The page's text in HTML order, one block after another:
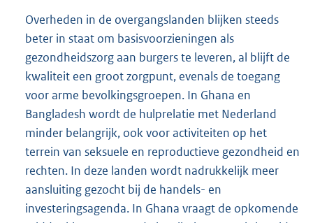
Overheden in de overgangslanden blijken steeds
beter in staat om basisvoorzieningen als
gezondheidszorg aan burgers te leveren, al blijft de
kwaliteit een groot zorgpunt, evenals de toegang
voor arme bevolkingsgroepen. In Ghana en
Bangladesh wordt de hulprelatie met Nederland
minder belangrijk, ook voor activiteiten op het
terrein van seksuele en reproductieve gezondheid en
rechten. In deze landen wordt nadrukkelijk meer
aansluiting gezocht bij de handels- en
investeringsagenda. In Ghana vraagt de opkomende